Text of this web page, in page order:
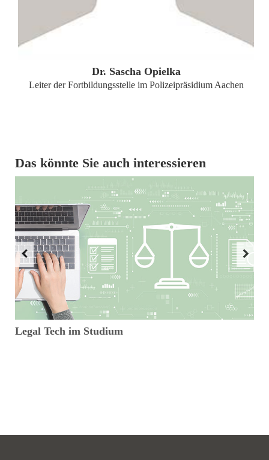
Dr. Sascha Opielka
Leiter der Fortbildungsstelle im Polizeipräsidium Aachen
Das könnte Sie auch interessieren
Legal Tech im Studium